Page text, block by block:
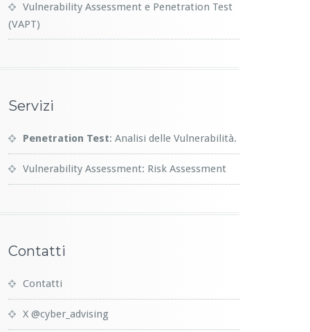
Vulnerability Assessment e Penetration Test
(VAPT)
Servizi
Penetration Test: Analisi delle Vulnerabilità.
Vulnerability Assessment: Risk Assessment
Contatti
Contatti
X @cyber_advising